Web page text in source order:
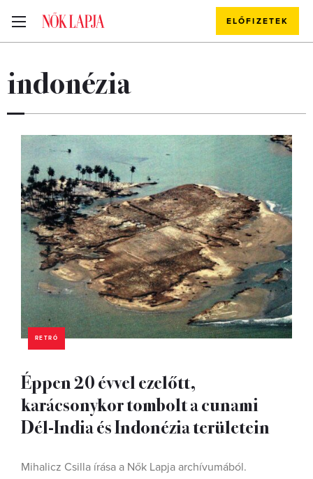
ELŐFIZETEK
indonézia
RETRÓ
Éppen 20 évvel ezelőtt,
karácsonykor tombolt a cunami
Dél-India és Indonézia területein
Mihalicz Csilla írása a Nők Lapja archívumából.